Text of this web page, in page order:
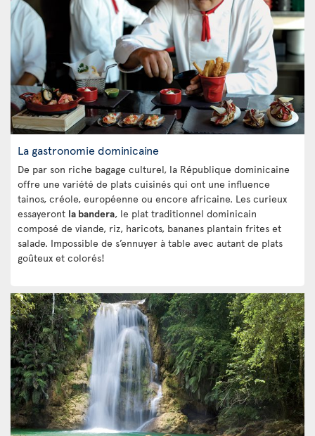
La gastronomie dominicaine
De par son riche bagage culturel, la République dominicaine
offre une variété de plats cuisinés qui ont une influence
tainos, créole, européenne ou encore africaine. Les curieux
essayeront la bandera, le plat traditionnel dominicain
composé de viande, riz, haricots, bananes plantain frites et
salade. Impossible de s’ennuyer à table avec autant de plats
goûteux et colorés!